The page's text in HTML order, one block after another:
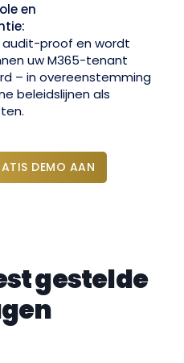
en
audit-proof en wordt
uw M365-tenant
– in overeenstemming
beleidslijnen als
DEMO AAN
gestelde